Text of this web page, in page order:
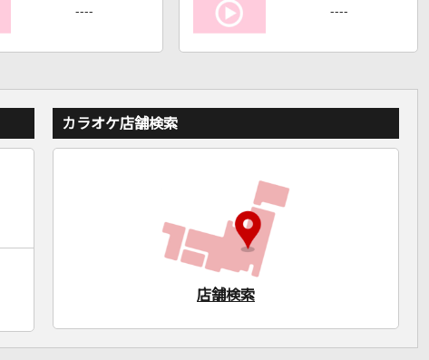
---- ----
カラオケ店舗検索
店舗検索